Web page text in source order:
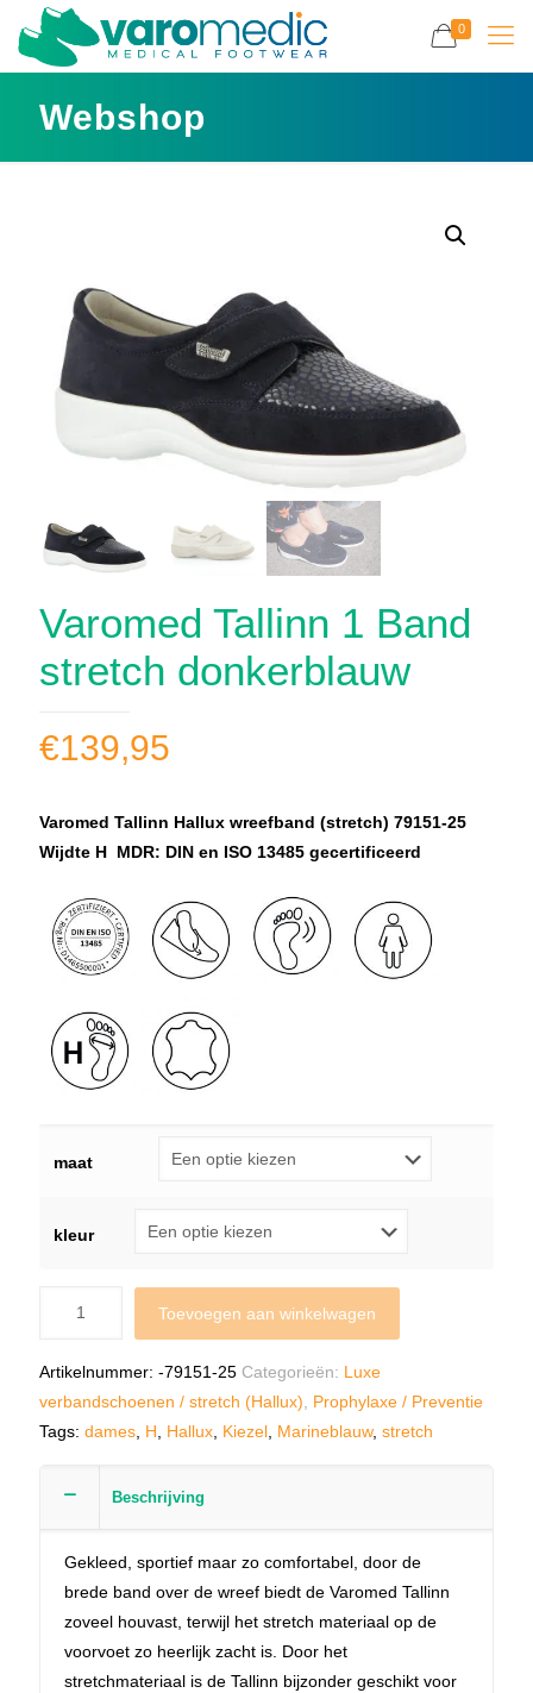
0
Webshop
Varomed Tallinn 1 Band
stretch donkerblauw
€139,95
Varomed Tallinn Hallux wreefband (stretch) 79151-25
Wijdte H MDR: DIN en ISO 13485 gecertificeerd
maat
kleur
Toevoegen aan winkelwagen
Artikelnummer: -79151-25 Categorieën: Luxe
verbandschoenen / stretch (Hallux), Prophylaxe / Preventie
Tags: dames, H, Hallux, Kiezel, Marineblauw, stretch
Beschrijving
Gekleed, sportief maar zo comfortabel, door de
brede band over de wreef biedt de Varomed Tallinn
zoveel houvast, terwijl het stretch materiaal op de
voorvoet zo heerlijk zacht is. Door het
stretchmateriaal is de Tallinn bijzonder geschikt voor